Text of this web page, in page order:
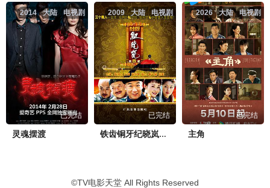
电视剧
大陆
2014
已完结
灵魂摆渡
电视剧
大陆
2009
已完结
铁齿铜牙纪晓岚第四部
电视剧
大陆
2026
已完结
主角
©TV电影天堂 All Rights Reserved